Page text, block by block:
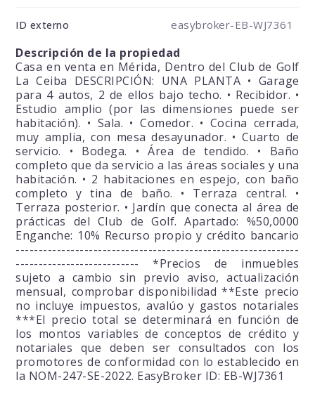
ID externo easybroker-EB-WJ7361
Descripción de la propiedad
Casa en venta en Mérida, Dentro del Club de Golf
La Ceiba DESCRIPCIÓN: UNA PLANTA • Garage
para 4 autos, 2 de ellos bajo techo. • Recibidor. •
Estudio amplio (por las dimensiones puede ser
habitación). • Sala. • Comedor. • Cocina cerrada,
muy amplia, con mesa desayunador. • Cuarto de
servicio. • Bodega. • Área de tendido. • Baño
completo que da servicio a las áreas sociales y una
habitación. • 2 habitaciones en espejo, con baño
completo y tina de baño. • Terraza central. •
Terraza posterior. • Jardín que conecta al área de
prácticas del Club de Golf. Apartado: %50,0000
Enganche: 10% Recurso propio y crédito bancario
--------------------------------------------------------------
--------------------------- *Precios de inmuebles
sujeto a cambio sin previo aviso, actualización
mensual, comprobar disponibilidad **Este precio
no incluye impuestos, avalúo y gastos notariales
***El precio total se determinará en función de
los montos variables de conceptos de crédito y
notariales que deben ser consultados con los
promotores de conformidad con lo establecido en
la NOM-247-SE-2022. EasyBroker ID: EB-WJ7361